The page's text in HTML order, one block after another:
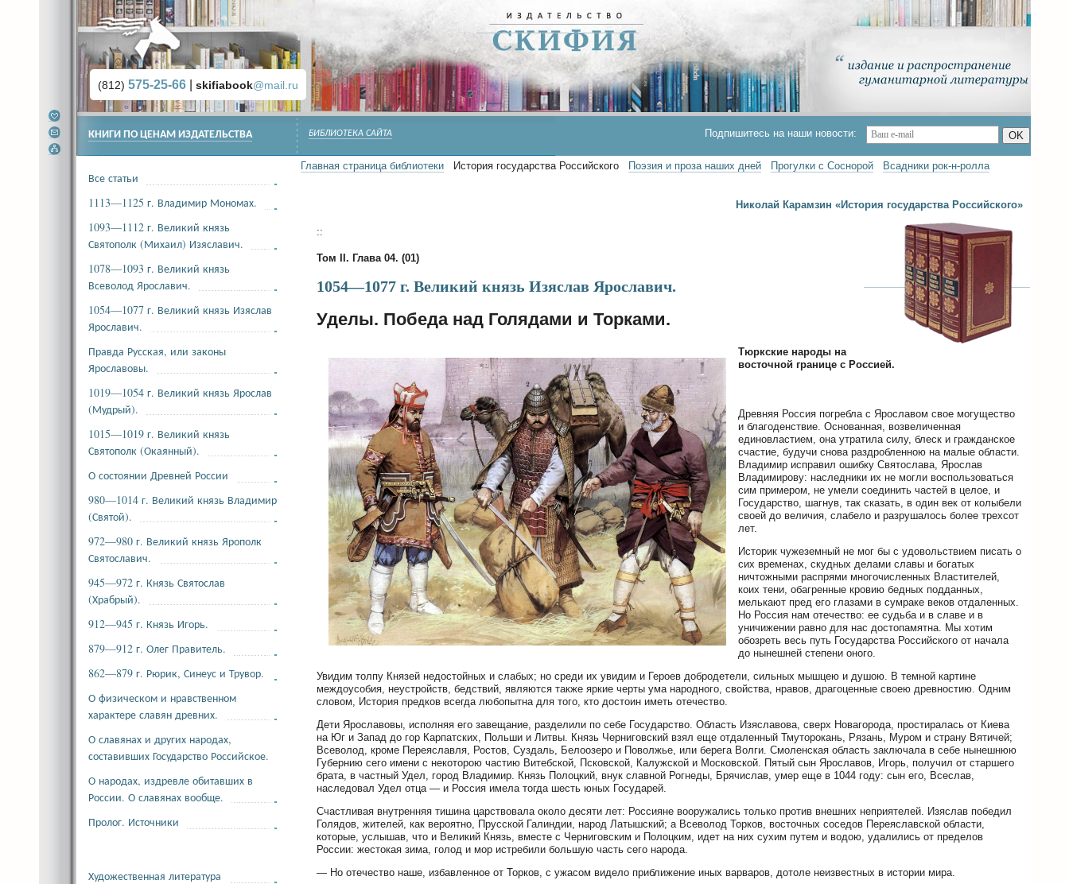
(812) 575-25-66 skifiabook@mail.ru
БИБЛИОТЕКА САЙТА Подпишитесь на наши новости: OK
Главная страница библиотеки История государства Российского Поэзия и проза наших дней Прогулки с Соснорой Всадники рок-н-ролла
Николай Карамзин «История государства Российского»
::
Том II. Глава 04. (01)
1054—1077 г. Великий князь Изяслав Ярославич.
Уделы. Победа над Голядами и Торками.
Тюркские народы на
восточной границе с Россией.
Древняя Россия погребла с Ярославом свое могущество
и благоденствие. Основанная, возвеличенная
единовластием, она утратила силу, блеск и гражданское
счастие, будучи снова раздробленною на малые области.
Владимир исправил ошибку Святослава, Ярослав
Владимирову: наследники их не могли воспользоваться
сим примером, не умели соединить частей в целое, и
Государство, шагнув, так сказать, в один век от колыбели
своей до величия, слабело и разрушалось более трехсот
лет.
Историк чужеземный не мог бы с удовольствием писать о
сих временах, скудных делами славы и богатых
ничтожными распрями многочисленных Властителей,
коих тени, обагренные кровию бедных подданных,
мелькают пред его глазами в сумраке веков отдаленных.
Но Россия нам отечество: ее судьба и в славе и в
уничижении равно для нас достопамятна. Мы хотим
обозреть весь путь Государства Российского от начала
до нынешней степени оного.
Увидим толпу Князей недостойных и слабых; но среди их увидим и Героев добродетели, сильных мышцею и душою. В темной картине
междоусобия, неустройств, бедствий, являются также яркие черты ума народного, свойства, нравов, драгоценные своею древностию. Одним
словом, История предков всегда любопытна для того, кто достоин иметь отечество.
Дети Ярославовы, исполняя его завещание, разделили по себе Государство. Область Изяславова, сверх Новагорода, простиралась от Киева
на Юг и Запад до гор Карпатских, Польши и Литвы. Князь Черниговский взял еще отдаленный Тмуторокань, Рязань, Муром и страну Вятичей;
Всеволод, кроме Переяславля, Ростов, Суздаль, Белоозеро и Поволжье, или берега Волги. Смоленская область заключала в себе нынешнюю
Губернию сего имени с некоторою частию Витебской, Псковской, Калужской и Московской. Пятый сын Ярославов, Игорь, получил от старшего
брата, в частный Удел, город Владимир. Князь Полоцкий, внук славной Рогнеды, Брячислав, умер еще в 1044 году: сын его, Всеслав,
наследовал Удел отца — и Россия имела тогда шесть юных Государей.
Счастливая внутренняя тишина царствовала около десяти лет: Россияне вооружались только против внешних неприятелей. Изяслав победил
Голядов, жителей, как вероятно, Прусской Галиндии, народ Латышский; а Всеволод Торков, восточных соседов Переяславской области,
которые, услышав, что и Великий Князь, вместе с Черниговским и Полоцким, идет на них сухим путем и водою, удалились от пределов
России: жестокая зима, голод и мор истребили большую часть сего народа.
— Но отечество наше, избавленное от Торков, с ужасом видело приближение иных варваров, дотоле неизвестных в истории мира.
КНИГИ ПО ЦЕНАМ ИЗДАТЕЛЬСТВА
Все статьи
1113—1125 г. Владимир Мономах.
1093—1112 г. Великий князь
Святополк (Михаил) Изяславич.
1078—1093 г. Великий князь
Всеволод Ярославич.
1054—1077 г. Великий князь Изяслав
Ярославич.
Правда Русская, или законы
Ярославовы.
1019—1054 г. Великий князь Ярослав
(Мудрый).
1015—1019 г. Великий князь
Святополк (Окаянный).
О состоянии Древней России
980—1014 г. Великий князь Владимир
(Святой).
972—980 г. Великий князь Ярополк
Святославич.
945—972 г. Князь Святослав
(Храбрый).
912—945 г. Князь Игорь.
879—912 г. Олег Правитель.
862—879 г. Рюрик, Синеус и Трувор.
О физическом и нравственном
характере славян древних.
О славянах и других народах,
составивших Государство Российское.
О народах, издревле обитавших в
России. О славянах вообще.
Пролог. Источники
Художественная литература